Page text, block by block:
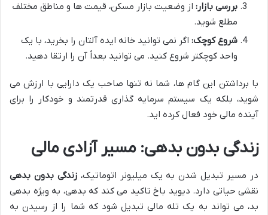
بررسی بازار: از وضعیت بازار مسکن، قیمت ها و مناطق مختلف
مطلع شوید.
شروع کوچک: اگر نمی توانید خانه ایده آلتان را بخرید، با یک
واحد کوچکتر شروع کنید. می توانید بعداً آن را ارتقا دهید.
با برداشتن این گام ها، شما نه تنها صاحب یک دارایی با ارزش می
شوید، بلکه یک سیستم سرمایه گذاری قدرتمند و خودکار را برای
آینده مالی خود فعال کرده اید.
زندگی بدون بدهی: مسیر آزادی مالی
در مسیر تبدیل شدن به یک میلیونر اتوماتیک،زندگی بدون بدهی
نقشی حیاتی دارد. دیوید باخ تاکید می کند که بدهی، به ویژه بدهی
بد، می تواند به یک تله مالی تبدیل شود که شما را از رسیدن به